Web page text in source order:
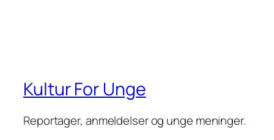
Kultur For Unge
Reportager, anmeldelser og unge meninger.